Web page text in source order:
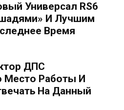
Универсал RS6
И Лучшим
Время
ДПС
Место Работы И
На Данный